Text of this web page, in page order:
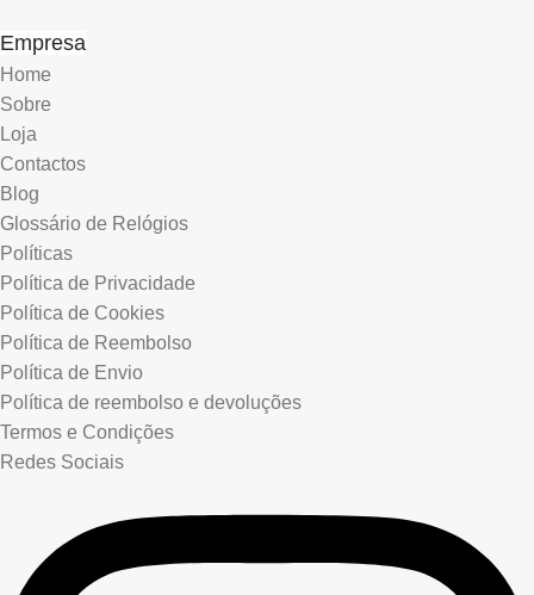
Empresa
Home
Sobre
Loja
Contactos
Blog
Glossário de Relógios
Políticas
Política de Privacidade
Política de Cookies
Política de Reembolso
Política de Envio
Política de reembolso e devoluções
Termos e Condições
Redes Sociais